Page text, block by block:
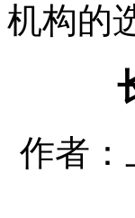
机构的
作者：